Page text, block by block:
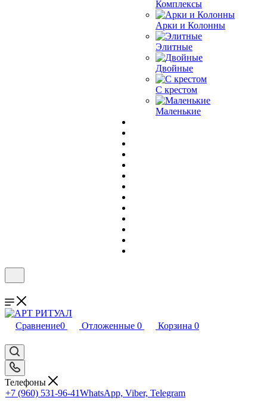
Комплексы
Арки и Колонны
Элитные
Двойные
С крестом
Маленькие
Сравнение0 Отложенные 0 Корзина 0
Телефоны
+7 (960) 531-96-41WhatsApp, Viber, Telegram